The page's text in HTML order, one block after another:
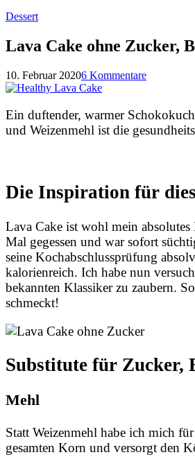
Dessert
Lava Cake ohne Zucker,
10. Februar 20206 Kommentare
Ein duftender, warmer
und Weizenmehl ist die
Die Inspiration für
Lava Cake ist wohl mein absolutes
Mal gegessen und war sofort
seine Kochabschlussprüfung
kalorienreich. Ich habe nun
bekannten Klassiker zu zaubern.
schmeckt!
Substitute für Zucker,
Mehl
Statt Weizenmehl habe ich mich
gesamten Korn und versorgt den